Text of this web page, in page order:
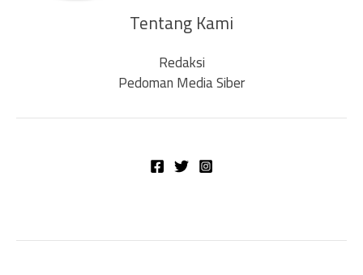
Tentang Kami
Redaksi
Pedoman Media Siber